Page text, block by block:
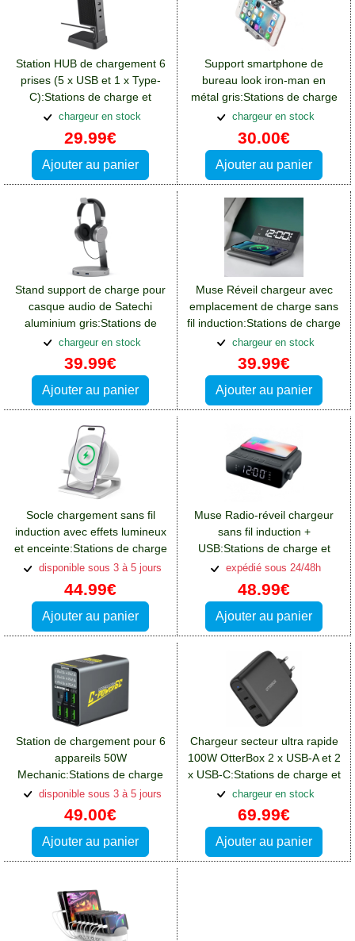
Station HUB de chargement 6
prises (5 x USB et 1 x Type-
C):Stations de charge et
supports Sony Xperia L3
chargeur en stock
29.99€
Ajouter au panier
Support smartphone de
bureau look iron-man en
métal gris:Stations de charge
et supports Sony Xperia L3
chargeur en stock
30.00€
Ajouter au panier
Stand support de charge pour
casque audio de Satechi
aluminium gris:Stations de
charge et supports Sony
Xperia L3
chargeur en stock
39.99€
Ajouter au panier
Muse Réveil chargeur avec
emplacement de charge sans
fil induction:Stations de charge
et supports Sony Xperia L3
chargeur en stock
39.99€
Ajouter au panier
Socle chargement sans fil
induction avec effets lumineux
et enceinte:Stations de charge
et supports Sony Xperia L3
disponible sous 3 à 5 jours
44.99€
Ajouter au panier
Muse Radio-réveil chargeur
sans fil induction +
USB:Stations de charge et
supports Sony Xperia L3
expédié sous 24/48h
48.99€
Ajouter au panier
Station de chargement pour 6
appareils 50W
Mechanic:Stations de charge
et supports Sony Xperia L3
disponible sous 3 à 5 jours
49.00€
Ajouter au panier
Chargeur secteur ultra rapide
100W OtterBox 2 x USB-A et 2
x USB-C:Stations de charge et
supports Sony Xperia L3
chargeur en stock
69.99€
Ajouter au panier